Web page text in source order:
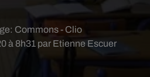
à 8h31 par Etienne Escuer
Commons - Clio